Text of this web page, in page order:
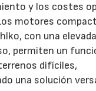
y los costes
motores
con una
permiten un
difíciles,
una solución